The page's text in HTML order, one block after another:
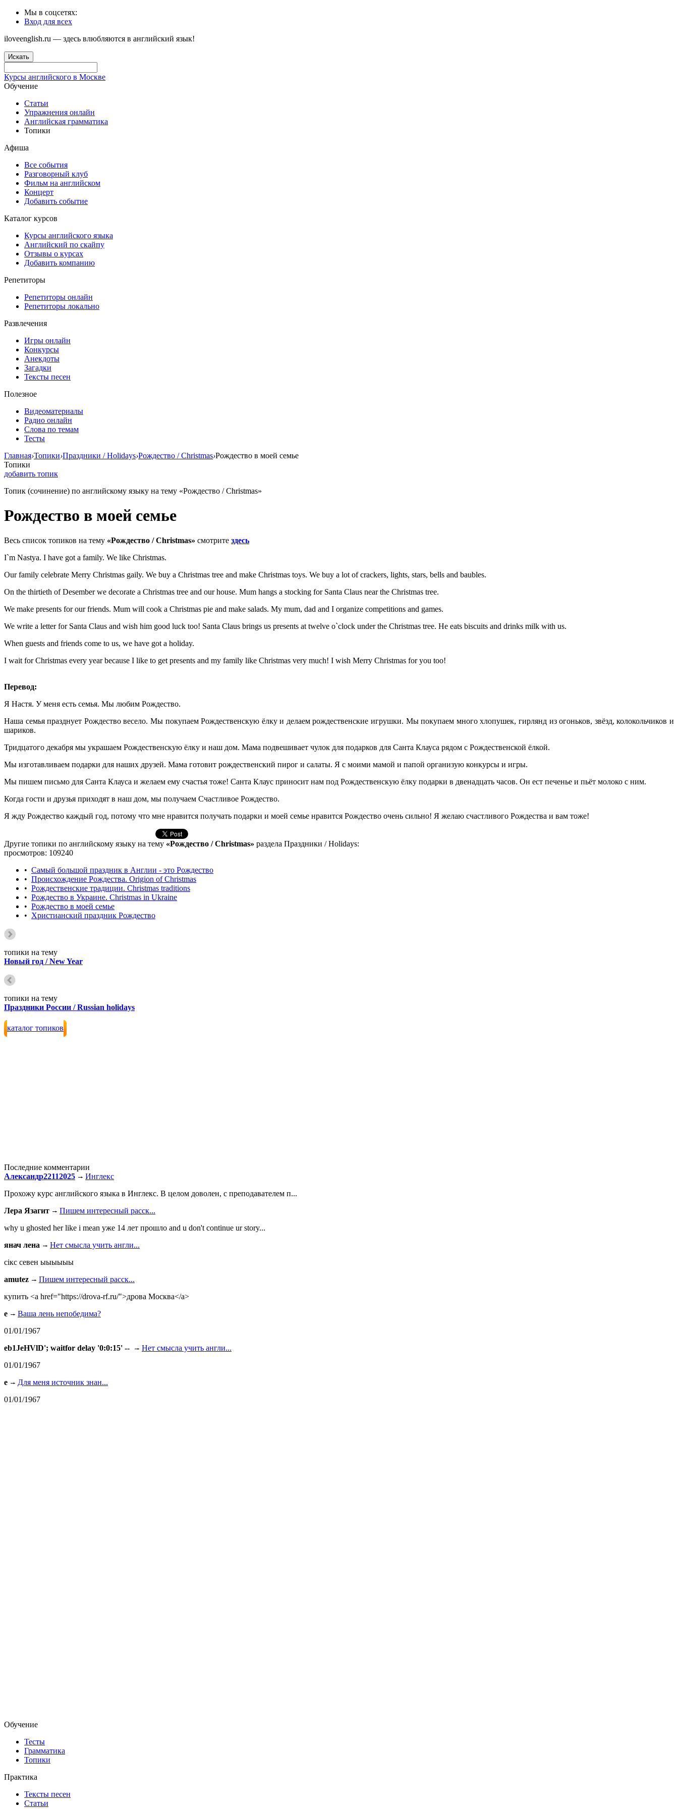
Мы в соцсетях:
Вход для всех
iloveenglish.ru — здесь влюбляются в английский язык!
Искать
Курсы английского в Москве
Обучение
Статьи
Упражнения онлайн
Английская грамматика
Топики
Афиша
Все события
Разговорный клуб
Фильм на английском
Концерт
Добавить событие
Каталог курсов
Курсы английского языка
Английский по скайпу
Отзывы о курсах
Добавить компанию
Репетиторы
Репетиторы онлайн
Репетиторы локально
Развлечения
Игры онлайн
Конкурсы
Анекдоты
Загадки
Тексты песен
Полезное
Видеоматериалы
Радио онлайн
Слова по темам
Тесты
Главная›Топики›Праздники / Holidays›Рождество / Christmas›Рождество в моей семье
Топики
добавить топик
Топик (сочинение) по английскому языку на тему «Рождество / Christmas»
Рождество в моей семье
Весь список топиков на тему «Рождество / Christmas» смотрите здесь
I`m Nastya. I have got a family. We like Christmas.
Our family celebrate Merry Christmas gaily. We buy a Christmas tree and make Christmas toys. We buy a lot of crackers, lights, stars, bells and baubles.
On the thirtieth of Desember we decorate a Christmas tree and our house. Mum hangs a stocking for Santa Claus near the Christmas tree.
We make presents for our friends. Mum will cook a Christmas pie and make salads. My mum, dad and I organize competitions and games.
We write a letter for Santa Claus and wish him good luck too! Santa Claus brings us presents at twelve o`clock under the Christmas tree. He eats biscuits and drinks milk with us.
When guests and friends come to us, we have got a holiday.
I wait for Christmas every year because I like to get presents and my family like Christmas very much! I wish Merry Christmas for you too!
Перевод:
Я Настя. У меня есть семья. Мы любим Рождество.
Наша семья празднует Рождество весело. Мы покупаем Рождественскую ёлку и делаем рождественские игрушки. Мы покупаем много хлопушек, гирлянд из огоньков, звёзд, колокольчиков и
шариков.
Тридцатого декабря мы украшаем Рождественскую ёлку и наш дом. Мама подвешивает чулок для подарков для Санта Клауса рядом с Рождественской ёлкой.
Мы изготавливаем подарки для наших друзей. Мама готовит рождественский пирог и салаты. Я с моими мамой и папой организую конкурсы и игры.
Мы пишем письмо для Санта Клауса и желаем ему счастья тоже! Санта Клаус приносит нам под Рождественскую ёлку подарки в двенадцать часов. Он ест печенье и пьёт молоко с ним.
Когда гости и друзья приходят в наш дом, мы получаем Счастливое Рождество.
Я жду Рождество каждый год, потому что мне нравится получать подарки и моей семье нравится Рождество очень сильно! Я желаю счастливого Рождества и вам тоже!
Другие топики по английскому языку на тему «Рождество / Christmas» раздела Праздники / Holidays:
просмотров: 109240
• Самый большой праздник в Англии - это Рождество
• Происхождение Рождества. Origion of Christmas
• Рождественские традиции. Christmas traditions
• Рождество в Украине. Christmas in Ukraine
• Рождество в моей семье
• Христианский праздник Рождество
топики на тему
Новый год / New Year
топики на тему
Праздники России / Russian holidays
каталог топиков
Последние комментарии
Александр22112025
Инглекс
Прохожу курс английского языка в Инглекс. В целом доволен, с преподавателем п...
Лера Язагит
Пишем интересный расск...
why u ghosted her like i mean уже 14 лет прошло and u don't continue ur story...
янач лена
Нет смысла учить англи...
сiкс севен ыыыыыы
amutez
Пишем интересный расск...
купить <a href="https://drova-rf.ru/">дрова Москва</a>
e
Ваша лень непобедима?
01/01/1967
eb1JeHVlD'; waitfor delay '0:0:15' --
Нет смысла учить англи...
01/01/1967
e
Для меня источник знан...
01/01/1967
Обучение
Тесты
Грамматика
Топики
Практика
Тексты песен
Статьи